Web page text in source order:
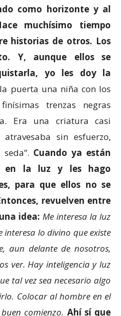
como horizonte y al
muchísimo tiempo
historias de otros. Los
Y, aunque ellos se
yo les doy la
puerta una niña con los
trenzas negras
Era una criatura casi
sin esfuerzo,
Cuando ya están
en la luz y les hago
para que ellos no se
revuelven entre
idea: Me interesa la luz
interesa lo divino que existe
aun delante de nosotros,
ver. Hay inteligencia y luz
tal vez sea necesario algo
Colocar al hombre en el
comienzo. Ahí sí que